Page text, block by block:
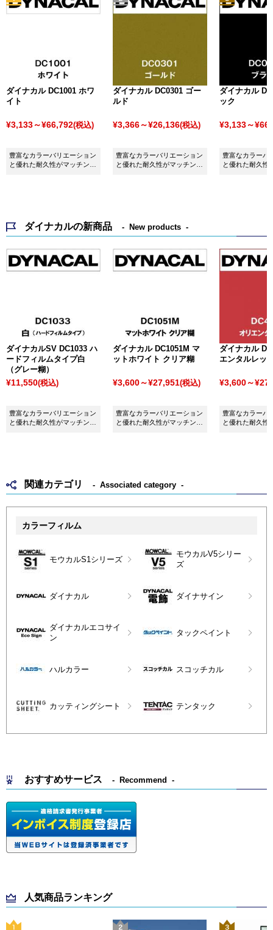
ダイナカル DC1001 ホワ
イト
¥3,133～¥66,792(税込)
豊富なカラーバリエーション
と優れた耐久性がマッチング
ダイナカル DC0301 ゴー
ルド
¥3,366～¥26,136(税込)
豊富なカラーバリエーション
と優れた耐久性がマッチング
ダイナカル
ック
¥3,133～
豊富なカラーバ
と優れた耐久性
ダイナカルの新商品 New products
ダイナカルSV DC1033 ハ
ードフィルムタイプ白
（グレー糊）
¥11,550(税込)
豊富なカラーバリエーション
と優れた耐久性がマッチング
ダイナカル DC1051M マ
ットホワイト クリア糊
¥3,600～¥27,951(税込)
豊富なカラーバリエーション
と優れた耐久性がマッチング
ダイナカル
エンタルレッ
¥3,600～
豊富なカラーバ
と優れた耐久性
関連カテゴリ Associated category
カラーフィルム
モウカルS1シリーズ
モウカルV5シリー
ズ
ダイナカル ダイナサイン
ダイナカルエコサイ
ン
タックペイント
ハルカラー スコッチカル
カッティングシート テンタック
おすすめサービス Recommend
人気商品ランキング